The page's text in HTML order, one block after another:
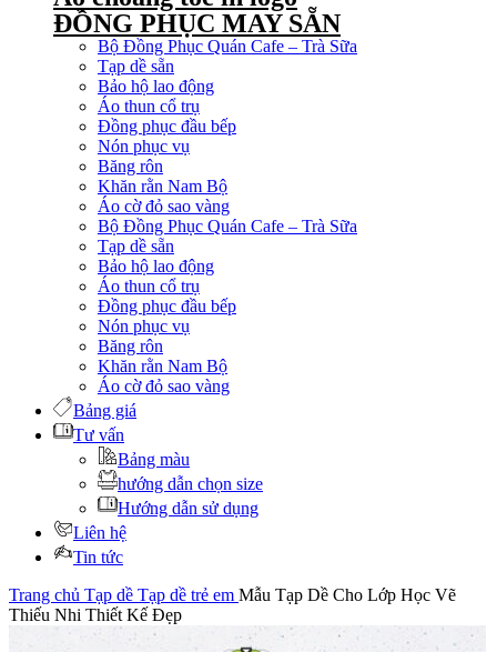
ĐỒNG PHỤC MAY SẴN
Bộ Đồng Phục Quán Cafe – Trà Sữa
Tạp dề sẵn
Bảo hộ lao động
Áo thun cổ trụ
Đồng phục đầu bếp
Nón phục vụ
Băng rôn
Khăn rằn Nam Bộ
Áo cờ đỏ sao vàng
Bộ Đồng Phục Quán Cafe – Trà Sữa
Tạp dề sẵn
Bảo hộ lao động
Áo thun cổ trụ
Đồng phục đầu bếp
Nón phục vụ
Băng rôn
Khăn rằn Nam Bộ
Áo cờ đỏ sao vàng
Bảng giá
Tư vấn
Bảng màu
hướng dẫn chọn size
Hướng dẫn sử dụng
Liên hệ
Tin tức
Trang chủ Tạp dề Tạp dề trẻ em Mẫu Tạp Dề Cho Lớp Học Vẽ
Thiếu Nhi Thiết Kế Đẹp